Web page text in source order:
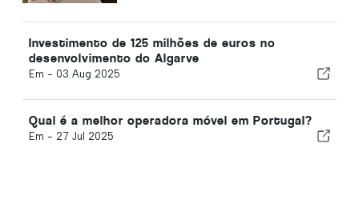
Investimento de 125 milhões de euros no
desenvolvimento do Algarve
Em - 03 Aug 2025
Qual é a melhor operadora móvel em Portugal?
Em - 27 Jul 2025